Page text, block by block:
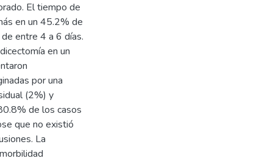
El tiempo de
en un 45.2% de
entre 4 a 6 días.
en un
por una
(2%) y
de los casos
que no existió
La